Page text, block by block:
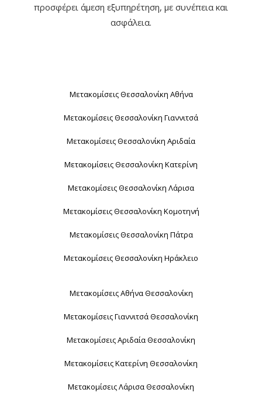
προσφέρει άμεση εξυπηρέτηση, με συνέπεια και
ασφάλεια.
Μετακομίσεις Θεσσαλονίκη Αθήνα
Μετακομίσεις Θεσσαλονίκη Γιαννιτσά
Μετακομίσεις Θεσσαλονίκη Αριδαία
Μετακομίσεις Θεσσαλονίκη Κατερίνη
Μετακομίσεις Θεσσαλονίκη Λάρισα
Μετακομίσεις Θεσσαλονίκη Κομοτηνή
Μετακομίσεις Θεσσαλονίκη Πάτρα
Μετακομίσεις Θεσσαλονίκη Ηράκλειο
Μετακομίσεις Αθήνα Θεσσαλονίκη
Μετακομίσεις Γιαννιτσά Θεσσαλονίκη
Μετακομίσεις Αριδαία Θεσσαλονίκη
Μετακομίσεις Κατερίνη Θεσσαλονίκη
Μετακομίσεις Λάρισα Θεσσαλονίκη